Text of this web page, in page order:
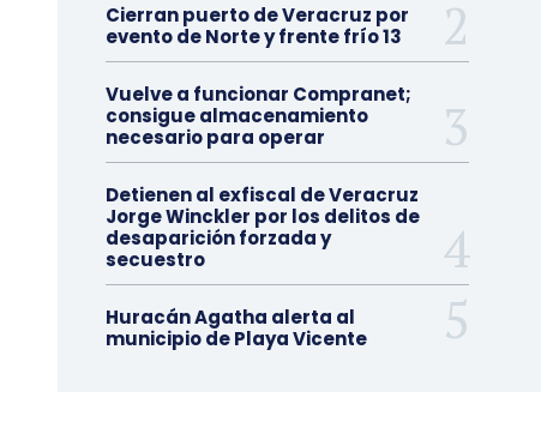
Cierran puerto de Veracruz por
evento de Norte y frente frío 13
Vuelve a funcionar Compranet;
consigue almacenamiento
necesario para operar
Detienen al exfiscal de Veracruz
Jorge Winckler por los delitos de
desaparición forzada y
secuestro
Huracán Agatha alerta al
municipio de Playa Vicente